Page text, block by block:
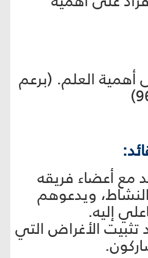
أهمية العلم. (برعم
مع أعضاء فريقه
ويدعوهم
إليه.
تثبيت الأغراض التي